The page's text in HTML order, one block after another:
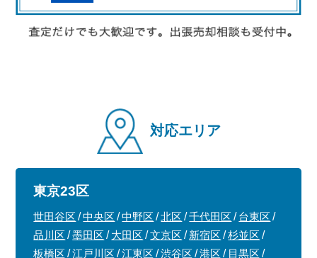
対応エリア
東京23区
世田谷区 中央区 中野区 北区 千代田区
台東区
品川区
墨田区 大田区 文京区 新宿区
杉並区
板橋区
江戸川区 江東区 渋谷区 港区
目黒区